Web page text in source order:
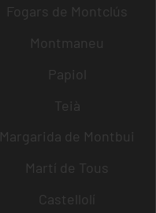
Fogars de Montclús
Montmaneu
Papiol
Teià
Margarida de Montbui
Martí de Tous
Castellolí